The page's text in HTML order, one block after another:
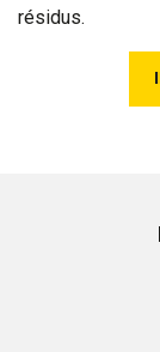
résidus.